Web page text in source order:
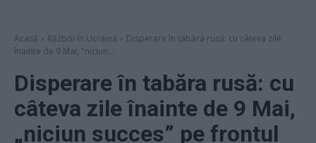
Acasă Război în Ucraina
Disperare în tabăra rusă: cu câteva zile
înainte de 9 Mai, "niciun...
Disperare în tabăra rusă: cu
câteva zile înainte de 9 Mai,
„niciun succes” pe frontul